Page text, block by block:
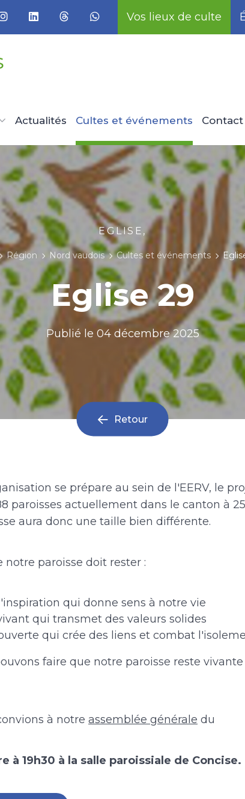
Vos lieux de culte
Actualités Cultes et événements Contact
EGLISE,
Région Nord vaudois Cultes et événements
Eglise 29
Publié le 04 décembre 2025
Retour
se prépare au sein de l'EERV, le
paroisses actuellement dans le canton à
aura donc une taille bien différente.
notre paroisse doit rester :
qui donne sens à notre vie
qui transmet des valeurs solides
qui crée des liens et combat
faire que notre paroisse reste
à notre assemblée générale du
à 19h30 à la salle paroissiale de Concise.